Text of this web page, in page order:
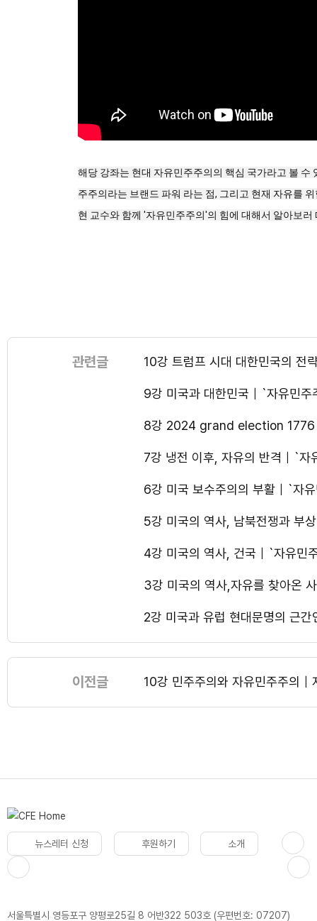
해당 강좌는 현대 자유민주주의의 핵심 국가라고 볼
주주의라는 브랜드 파워 라는 점, 그리고 현재 자유를
현 교수와 함께 '자유민주주의'의 힘에 대해서 알아보
관련글 10강 트럼프 시대 대한민국의 전
9강 미국과 대한민국｜`자유민
8강 2024 grand election 1776
7강 냉전 이후, 자유의 반격｜`자
6강 미국 보수주의의 부활｜`자
5강 미국의 역사, 남북전쟁과 부
4강 미국의 역사, 건국｜`자유민
3강 미국의 역사,자유를 찾아온
2강 미국과 유럽 현대문명의 근
이전글 10강 민주주의와 자유민주주의
뉴스레터 신청 후원하기 소개
서울특별시 영등포구 양평로25길 8 어반322 503호 (우편번호: 07207)